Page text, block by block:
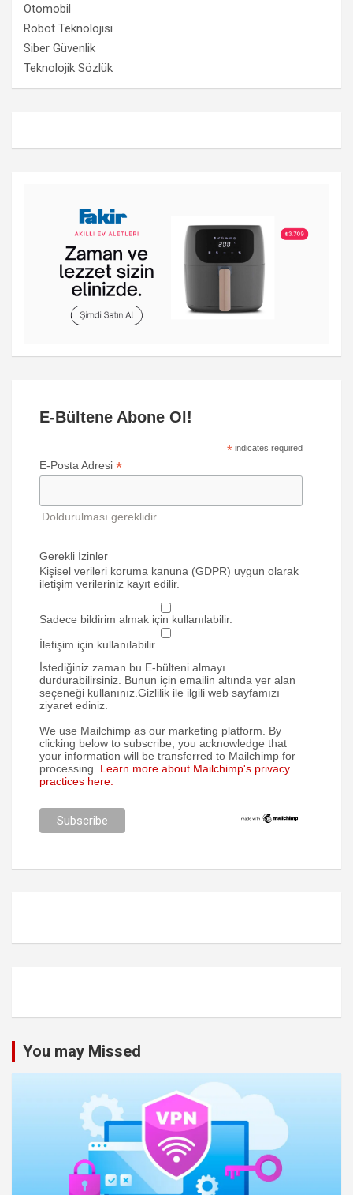
Otomobil
Robot Teknolojisi
Siber Güvenlik
Teknolojik Sözlük
E-Bültene Abone Ol!
* indicates required
E-Posta Adresi *
Doldurulması gereklidir.
Gerekli İzinler
Kişisel verileri koruma kanuna (GDPR) uygun olarak
iletişim verileriniz kayıt edilir.
Sadece bildirim almak için kullanılabilir.
İletişim için kullanılabilir.
İstediğiniz zaman bu E-bülteni almayı
durdurabilirsiniz. Bunun için emailin altında yer alan
seçeneği kullanınız.Gizlilik ile ilgili web sayfamızı
ziyaret ediniz.
We use Mailchimp as our marketing platform. By
clicking below to subscribe, you acknowledge that
your information will be transferred to Mailchimp for
processing. Learn more about Mailchimp's privacy
practices here.
You may Missed